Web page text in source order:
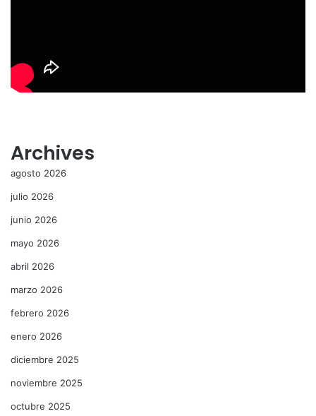
Archives
agosto 2026
julio 2026
junio 2026
mayo 2026
abril 2026
marzo 2026
febrero 2026
enero 2026
diciembre 2025
noviembre 2025
octubre 2025